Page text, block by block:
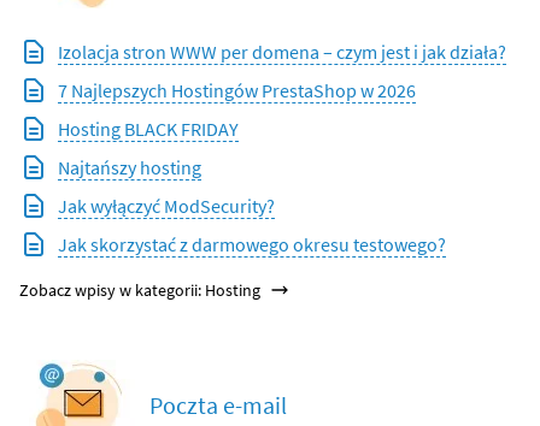
Izolacja stron WWW per domena – czym jest i jak działa?
7 Najlepszych Hostingów PrestaShop w 2026
Hosting BLACK FRIDAY
Najtańszy hosting
Jak wyłączyć ModSecurity?
Jak skorzystać z darmowego okresu testowego?
Zobacz wpisy w kategorii: Hosting
Poczta e-mail